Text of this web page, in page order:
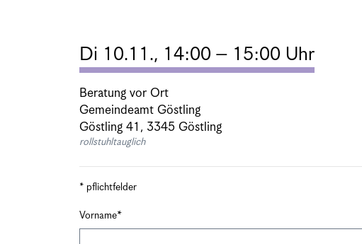
Di 10.11., 14:00 – 15:00 Uhr
Beratung vor Ort
Gemeindeamt Göstling
Göstling 41, 3345 Göstling
rollstuhltauglich
* pflichtfelder
Vorname